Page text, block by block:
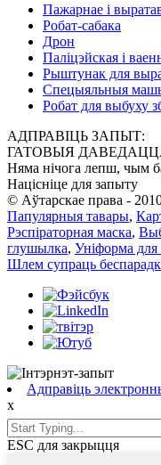
Пажарнае і
Робат-сабака
Дрон
Паліцэйская і
Рыштунак для
Спецыяльныя
Робат для выбуху
АДПРАВІЦЬ ЗАПЫТ:
ГАТОВЫЯ
Няма нічога лепш, чым
Націсніце для запыту
© Аўтарскае права -
Папулярныя тавары,
Рэспіраторная маска,
глушылка, Уніформа для
Шлем супраць
Адправіць
x
ESC для закрыцця